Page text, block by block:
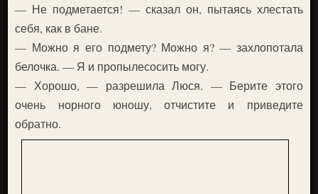
— Не подметается! — сказал он, пытаясь хлестать
себя, как в бане.
— Можно я его подмету? Можно я? — захлопотала
белочка. — Я и пропылесосить могу.
— Хорошо, — разрешила Люся. — Берите этого
очень норного юношу, отчистите и приведите
обратно.